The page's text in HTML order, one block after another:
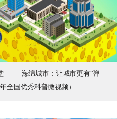
—— 海绵城市：让城市更有“弹
全国优秀科普微视频）